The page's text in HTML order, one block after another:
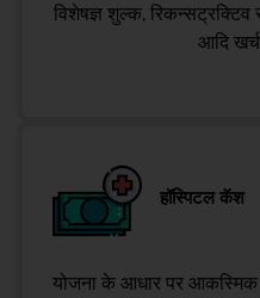
विशेषज्ञ शुल्क, रिकन्सट्रक्टिव
आदि
हॉस्पिटल कॅश
योजना के आधार पर